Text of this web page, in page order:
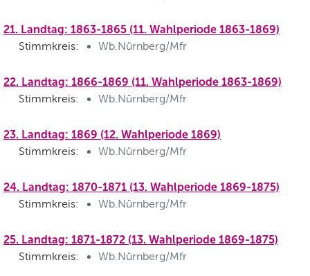
21. Landtag: 1863-1865 (11. Wahlperiode 1863-1869)
Stimmkreis: Wb.Nürnberg/Mfr
22. Landtag: 1866-1869 (11. Wahlperiode 1863-1869)
Stimmkreis: Wb.Nürnberg/Mfr
23. Landtag: 1869 (12. Wahlperiode 1869)
Stimmkreis: Wb.Nürnberg/Mfr
24. Landtag: 1870-1871 (13. Wahlperiode 1869-1875)
Stimmkreis: Wb.Nürnberg/Mfr
25. Landtag: 1871-1872 (13. Wahlperiode 1869-1875)
Stimmkreis: Wb.Nürnberg/Mfr